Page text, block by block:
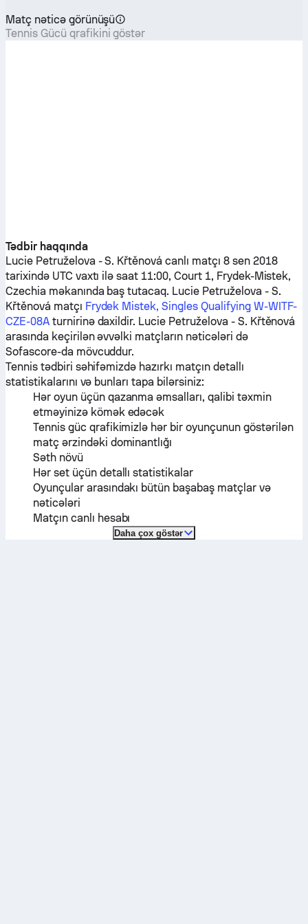
Matç nəticə görünüşü
Tennis Gücü qrafikini göstər
Tədbir haqqında
Lucie Petruželova -S. Křtěnová canlı matçı 8 sen 2018
tarixində UTC vaxtı ilə saat 11:00, Court 1, Frydek-Mistek,
Czechia məkanında baş tutacaq. Lucie Petruželova - S.
Křtěnová matçı Frydek Mistek, Singles Qualifying W-WITF-
CZE-08Aturnirinə daxildir. Lucie Petruželova - S. Křtěnová
arasında keçirilən əvvəlki matçların nəticələri də
Sofascore-da mövcuddur.
Tennis tədbiri səhifəmizdə hazırkı matçın detallı
statistikalarını və bunları tapa bilərsiniz:
Hər oyun üçün qazanma əmsalları, qalibi təxmin
etməyinizə kömək edəcək
Tennis güc qrafikimizlə hər bir oyunçunun göstərilən
matç ərzindəki dominantlığı
Səth növü
Hər set üçün detallı statistikalar
Oyunçular arasındakı bütün başabaş matçlar və
nəticələri
Matçın canlı hesabı
Daha çox göstər